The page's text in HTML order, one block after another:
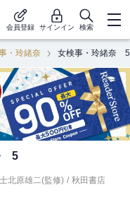
会員登録 サインイン 検索
・玲緒奈 女検事・玲緒奈 5
5
北原雄二(監修) / 秋田書店